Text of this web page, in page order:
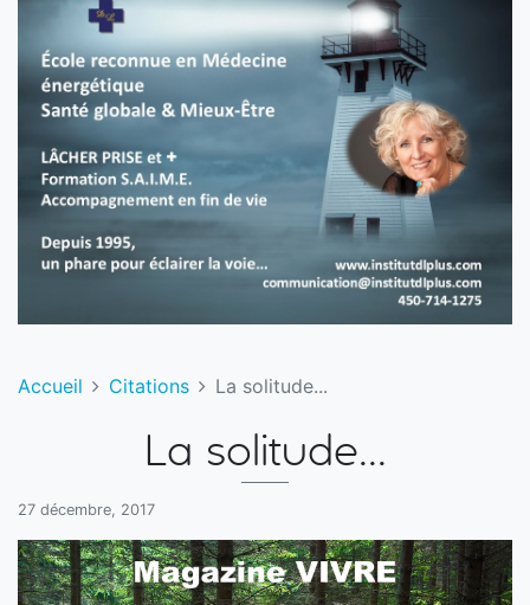
Accueil Citations La solitude...
La solitude...
27 décembre, 2017